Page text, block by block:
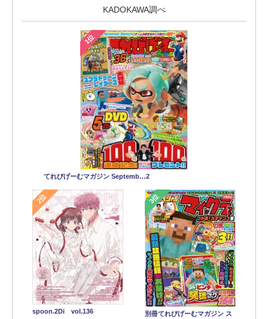
KADOKAWA調べ
1位
てれびげーむマガジン Septemb…2
2位
spoon.2Di vol.136
3位
別冊てれびげーむマガジン ス